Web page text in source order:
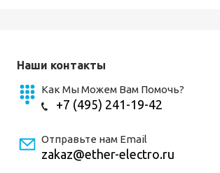
Наши контакты
Как Мы Можем Вам Помочь?
+7 (495) 241-19-42
Отправьте нам Email
zakaz@ether-electro.ru